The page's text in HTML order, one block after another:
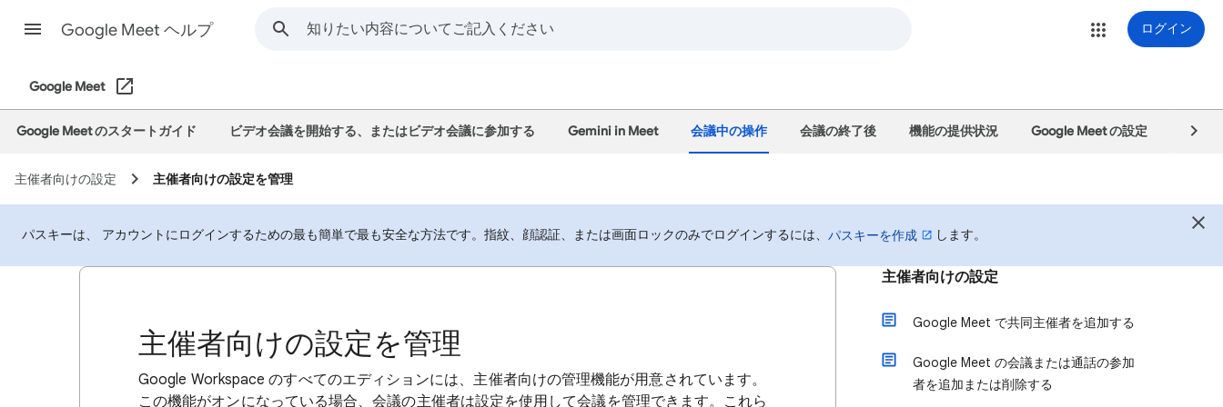
Google Meet ヘルプ ログイン
Google Meet
Google Meet のスタートガイド ビデオ会議を開始する、またはビデオ会議に参加する Gemini in Meet 会議中の操作 会議の終了後 機能の提供状況 Google Meet の設定
主催者向けの設定 主催者向けの設定を管理
パスキーは、 アカウントにログインするための最も簡単で最も安全な方法です。指紋、顔認証、または画面ロックのみでログインするには、 パスキーを作成 します。
主催者向けの設定を管理
Google Workspace のすべてのエディションには、主催者向けの管理機能が用意されています。
この機能がオンになっている場合、会議の主催者は設定を使用して会議を管理できます。これら
主催者向けの設定
Google Meet で共同主催者を追加する
Google Meet の会議または通話の参加
者を追加または削除する